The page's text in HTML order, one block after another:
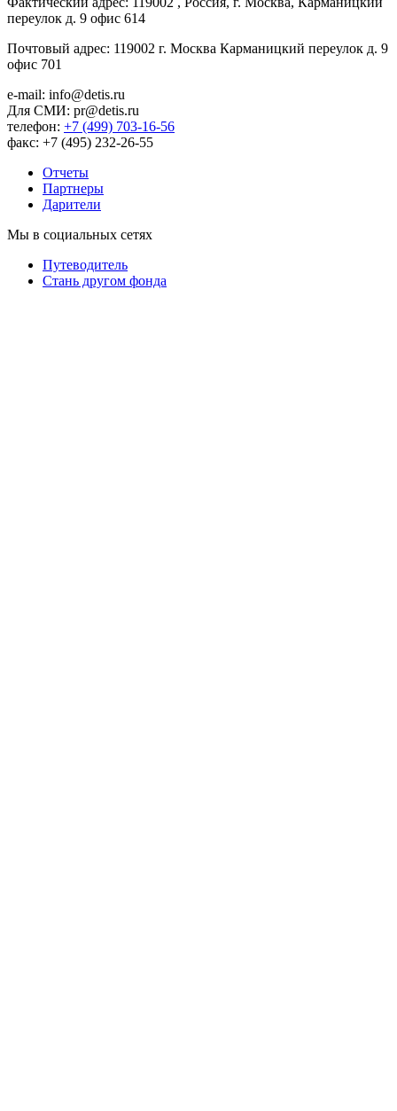
переулок д. 9 офис 614
Почтовый адрес: 119002 г. Москва Карманицкий переулок д. 9
офис 701
e-mail: info@detis.ru
Для СМИ: pr@detis.ru
телефон: +7 (499) 703-16-56
факс: +7 (495) 232-26-55
Отчеты
Партнеры
Дарители
Мы в социальных сетях
Путеводитель
Cтань другом фонда